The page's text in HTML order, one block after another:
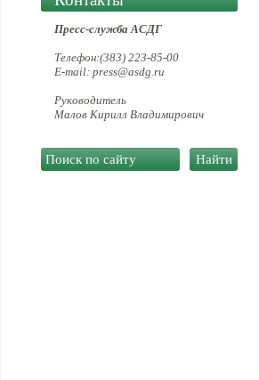
Пресс-служба АСДГ
Телефон:(383) 223-85-00
E-mail: press@asdg.ru
Руководитель
Малов Кирилл Владимирович